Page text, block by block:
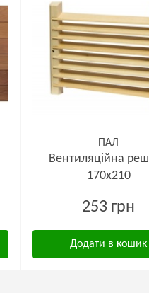
ПАЛ
Вентиляційна
170х210
253 грн
Додати в кошик